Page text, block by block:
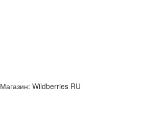
Магазин: Wildberries RU